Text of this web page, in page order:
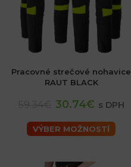
Pracovné strečové nohavice
RAUT BLACK
30.74€ s DPH
VÝBER MOŽNOSTÍ